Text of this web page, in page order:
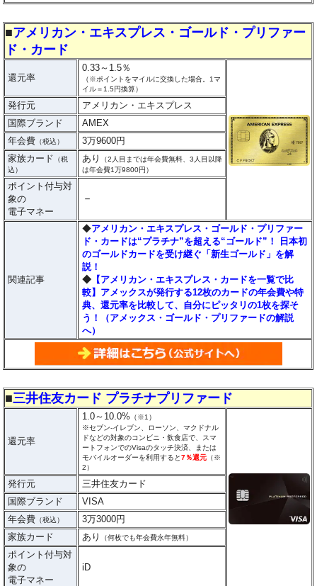
■アメリカン・エキスプレス・ゴールド・プリファー
ド・カード
還元率
0.33～1.5％
（※ポイントをマイルに交換した場合。1マ
イル＝1.5円換算）
発行元
アメリカン・エキスプレス
国際ブランド
AMEX
年会費 （税込）
3万9600円
家族カード
（税
込）
あり
（2人目までは年会費無料、3人目以降
は年会費1万9800円）
ポイント付与対
象の
電子マネー
－
関連記事
◆アメリカン・エキスプレス・ゴールド・プリファー
ド・カードは“プラチナ”を超える“ゴールド”！ 日本初
のゴールドカードを受け継ぐ「新生ゴールド」を解
説！
◆ 【アメリカン・エキスプレス・カードを一覧で比
較】アメックスが発行する12枚のカードの年会費や特
典、還元率を比較して、自分にピッタリの1枚を探そ
う！（アメックス・ゴールド・プリファードの解説
へ）
■三井住友カード プラチナプリファード
還元率
1.0～10.0%
（※1）
※セブン‐イレブン、ローソン、マクドナル
ドなどの対象のコンビニ・飲食店で、スマ
ートフォンでのVisaのタッチ決済、または
モバイルオーダーを利用すると7％還元 （※
2）
発行元
三井住友カード
国際ブランド
VISA
年会費 （税込）
3万3000円
家族カード
あり （何枚でも年会費永年無料）
ポイント付与対
象の
電子マネー
iD